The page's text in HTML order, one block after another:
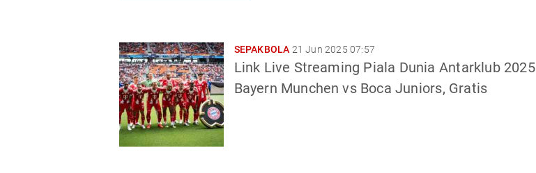
SEPAKBOLA 21 Jun 2025 07:57
Link Live Streaming Piala Dunia Antarklub 2025
Bayern Munchen vs Boca Juniors, Gratis